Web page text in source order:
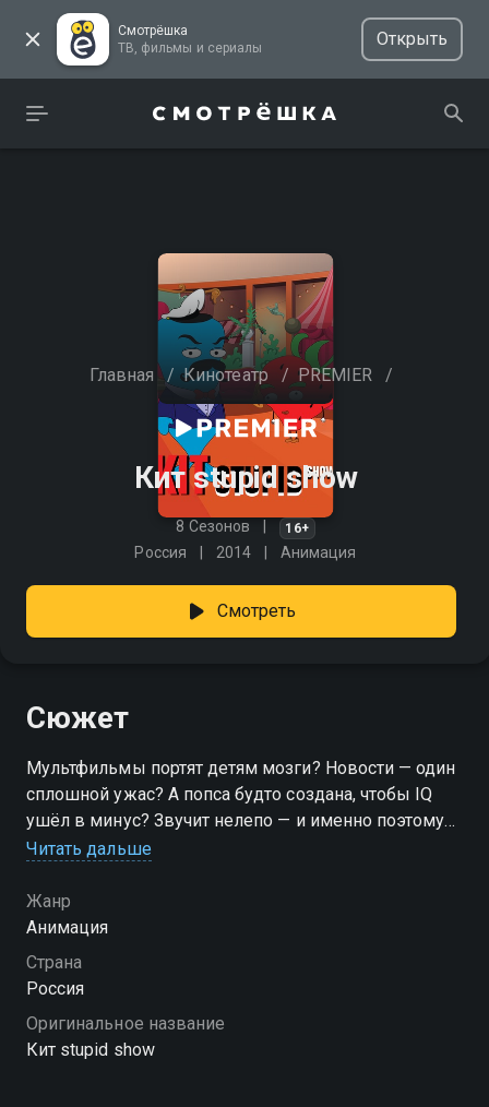
Смотрёшка
ТВ, фильмы и сериалы
Открыть
Главная / Кинотеатр / PREMIER /
Кит stupid show
8 Сезонов 16+
Россия 2014 Анимация
Смотреть
Сюжет
Мультфильмы портят детям мозги? Новости — один
сплошной ужас? А попса будто создана, чтобы IQ
ушёл в минус? Звучит нелепо — и именно поэтому
смешно. Особенно, когда все эти мифы разбирают
Show». Здесь глупости становятся поводом для
умного смеха. «Кит stupid show» — смотрите онлайн
в хорошем качестве.
Читать дальше
Жанр
Анимация
Страна
Россия
Оригинальное название
Кит stupid show